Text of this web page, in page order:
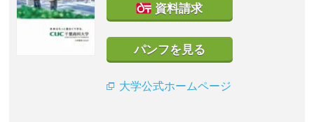
資料請求
パンフを見る
大学公式ホームページ